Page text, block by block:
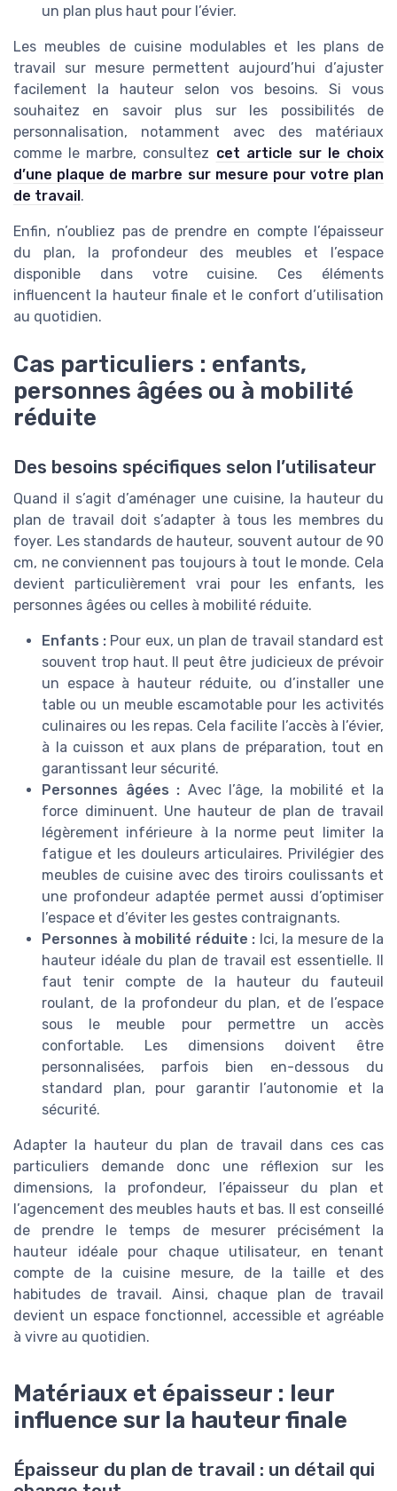
un plan plus haut pour l’évier.
Les meubles de cuisine modulables et les plans de
travail sur mesure permettent aujourd’hui d’ajuster
facilement la hauteur selon vos besoins. Si vous
souhaitez en savoir plus sur les possibilités de
personnalisation, notamment avec des matériaux
comme le marbre, consultez cet article sur le choix
d’une plaque de marbre sur mesure pour votre plan
de travail.
Enfin, n’oubliez pas de prendre en compte l’épaisseur
du plan, la profondeur des meubles et l’espace
disponible dans votre cuisine. Ces éléments
influencent la hauteur finale et le confort d’utilisation
au quotidien.
Cas particuliers : enfants,
personnes âgées ou à mobilité
réduite
Des besoins spécifiques selon l’utilisateur
Quand il s’agit d’aménager une cuisine, la hauteur du
plan de travail doit s’adapter à tous les membres du
foyer. Les standards de hauteur, souvent autour de 90
cm, ne conviennent pas toujours à tout le monde. Cela
devient particulièrement vrai pour les enfants, les
personnes âgées ou celles à mobilité réduite.
Enfants : Pour eux, un plan de travail standard est
souvent trop haut. Il peut être judicieux de prévoir
un espace à hauteur réduite, ou d’installer une
table ou un meuble escamotable pour les activités
culinaires ou les repas. Cela facilite l’accès à l’évier,
à la cuisson et aux plans de préparation, tout en
garantissant leur sécurité.
Personnes âgées : Avec l’âge, la mobilité et la
force diminuent. Une hauteur de plan de travail
légèrement inférieure à la norme peut limiter la
fatigue et les douleurs articulaires. Privilégier des
meubles de cuisine avec des tiroirs coulissants et
une profondeur adaptée permet aussi d’optimiser
l’espace et d’éviter les gestes contraignants.
Personnes à mobilité réduite : Ici, la mesure de la
hauteur idéale du plan de travail est essentielle. Il
faut tenir compte de la hauteur du fauteuil
roulant, de la profondeur du plan, et de l’espace
sous le meuble pour permettre un accès
confortable. Les dimensions doivent être
personnalisées, parfois bien en-dessous du
standard plan, pour garantir l’autonomie et la
sécurité.
Adapter la hauteur du plan de travail dans ces cas
particuliers demande donc une réflexion sur les
dimensions, la profondeur, l’épaisseur du plan et
l’agencement des meubles hauts et bas. Il est conseillé
de prendre le temps de mesurer précisément la
hauteur idéale pour chaque utilisateur, en tenant
compte de la cuisine mesure, de la taille et des
habitudes de travail. Ainsi, chaque plan de travail
devient un espace fonctionnel, accessible et agréable
à vivre au quotidien.
Matériaux et épaisseur : leur
influence sur la hauteur finale
Épaisseur du plan de travail : un détail qui